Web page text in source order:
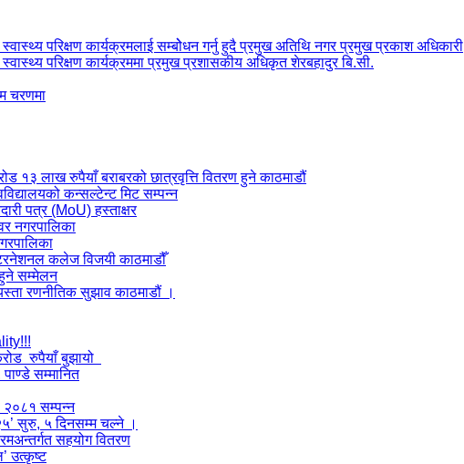
परिक्षण कार्यक्रमलाई सम्बोेधन गर्नु हुदै प्रमुख अतिथि नगर प्रमुख प्रकाश अधिकारी
परिक्षण कार्यक्रममा प्रमुख प्रशासकीय अधिकृत शेरबहादुर बि.सी.
चरणमा
लाख रुपैयाँ बराबरको छात्रवृत्ति वितरण हुने काठमाडौं
कन्सल्टेन्ट मिट सम्पन्न
पत्र (MoU) हस्ताक्षर
नगरपालिका
कलेज विजयी काठमाडौँ
हुने सम्मेलन
रणनीतिक सुझाव काठमाडौं ।
रुपैयाँ बुझायो
पाण्डे सम्मानित
२०८१ सम्पन्न
सुरु, ५ दिनसम्म चल्ने ।
सहयोग वितरण
उत्कृष्ट